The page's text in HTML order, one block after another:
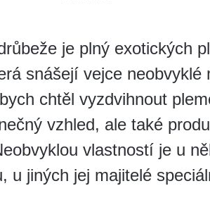
je plný exotických
snášejí vejce neobvyklé
chtěl vyzdvihnout
vzhled, ale také
vlastností je u
u jiných jej majitelé